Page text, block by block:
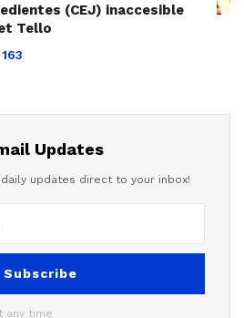
(CEJ) inaccesible
Tello
163
Updates
updates direct to your inbox!
Subscribe
any time